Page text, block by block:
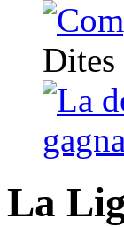
Dites
La
La